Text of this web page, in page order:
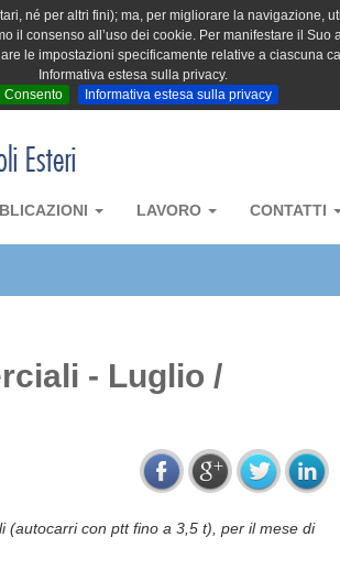
né per altri fini); ma, per migliorare la navigazione,
consenso all’uso dei cookie. Per manifestare il Suo
le impostazioni specificamente relative a ciascuna
Informativa estesa sulla privacy.
Consento
Informativa estesa sulla privacy
LAVORO CONTATTI
- Luglio /
(autocarri con ptt fino a 3,5 t), per il mese di